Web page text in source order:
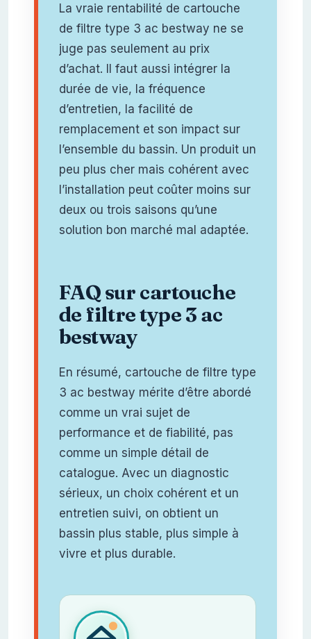
La vraie rentabilité de cartouche
de filtre type 3 ac bestway ne se
juge pas seulement au prix
d’achat. Il faut aussi intégrer la
durée de vie, la fréquence
d’entretien, la facilité de
remplacement et son impact sur
l’ensemble du bassin. Un produit un
peu plus cher mais cohérent avec
l’installation peut coûter moins sur
deux ou trois saisons qu’une
solution bon marché mal adaptée.
FAQ sur cartouche
de filtre type 3 ac
bestway
En résumé, cartouche de filtre type
3 ac bestway mérite d’être abordé
comme un vrai sujet de
performance et de fiabilité, pas
comme un simple détail de
catalogue. Avec un diagnostic
sérieux, un choix cohérent et un
entretien suivi, on obtient un
bassin plus stable, plus simple à
vivre et plus durable.